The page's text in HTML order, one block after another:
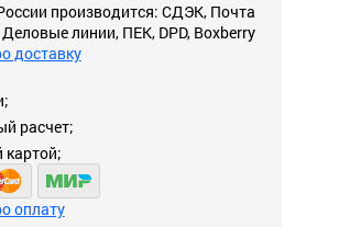
производится: СДЭК, Почта
линии, ПЕК, DPD, Boxberry
доставку
расчет;
картой;
оплату